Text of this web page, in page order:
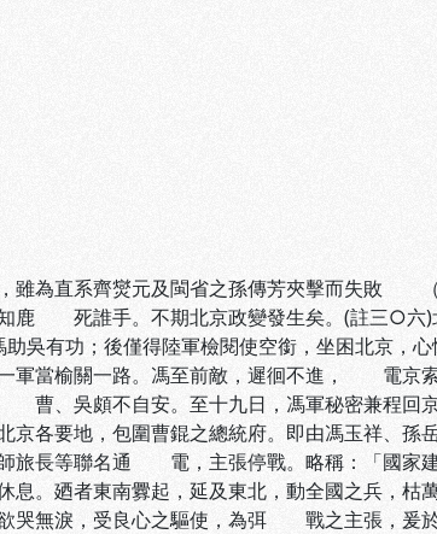
雖為直系齊爕元及閩省之孫傳芳夾擊而失敗
鹿 死誰手。不期北京政變發生矣。(註三○六)
有功；後僅得陸軍檢閱使空銜，坐困北京，
軍當榆關一路。馮至前敵，遲徊不進， 電京
、吳頗不自安。至十九日，馮軍秘密兼程回
各要地，包圍曹錕之總統府。即由馮玉祥、
旅長等聯名通 電，主張停戰。略稱：「國家
。廼者東南釁起，延及東北，動全國之兵，
哭無淚，受良心之驅使，為弭 戰之主張，爰